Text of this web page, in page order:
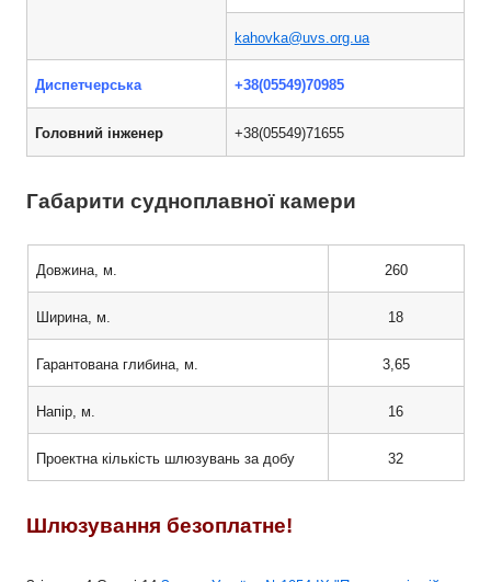
kahovka@uvs.org.ua
Диспетчерська +38(05549)70985
Головний інженер +38(05549)71655
Габарити судноплавної камери
Довжина, м. 260
Ширина, м. 18
Гарантована глибина, м. 3,65
Напір, м. 16
Проектна кількість шлюзувань за добу 32
Шлюзування безоплатне!